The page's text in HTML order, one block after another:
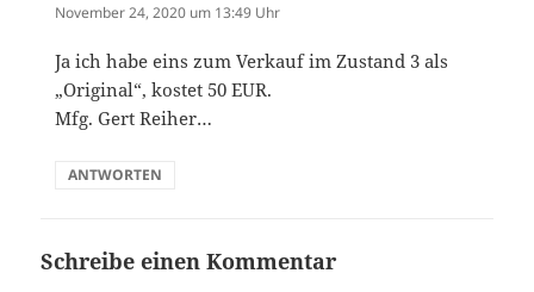
November 24, 2020 um 13:49 Uhr
Ja ich habe eins zum Verkauf im Zustand 3 als
„Original“, kostet 50 EUR.
Mfg. Gert Reiher…
ANTWORTEN
Schreibe einen Kommentar